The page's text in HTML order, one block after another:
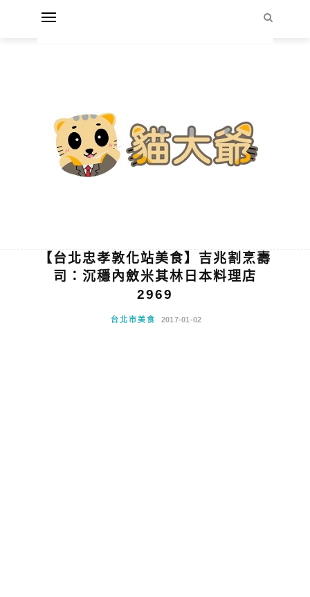
【台北忠孝敦化站美食】吉兆割烹壽
司：沉穩內斂米其林日本料理店
2969
台北市美食 2017-01-02